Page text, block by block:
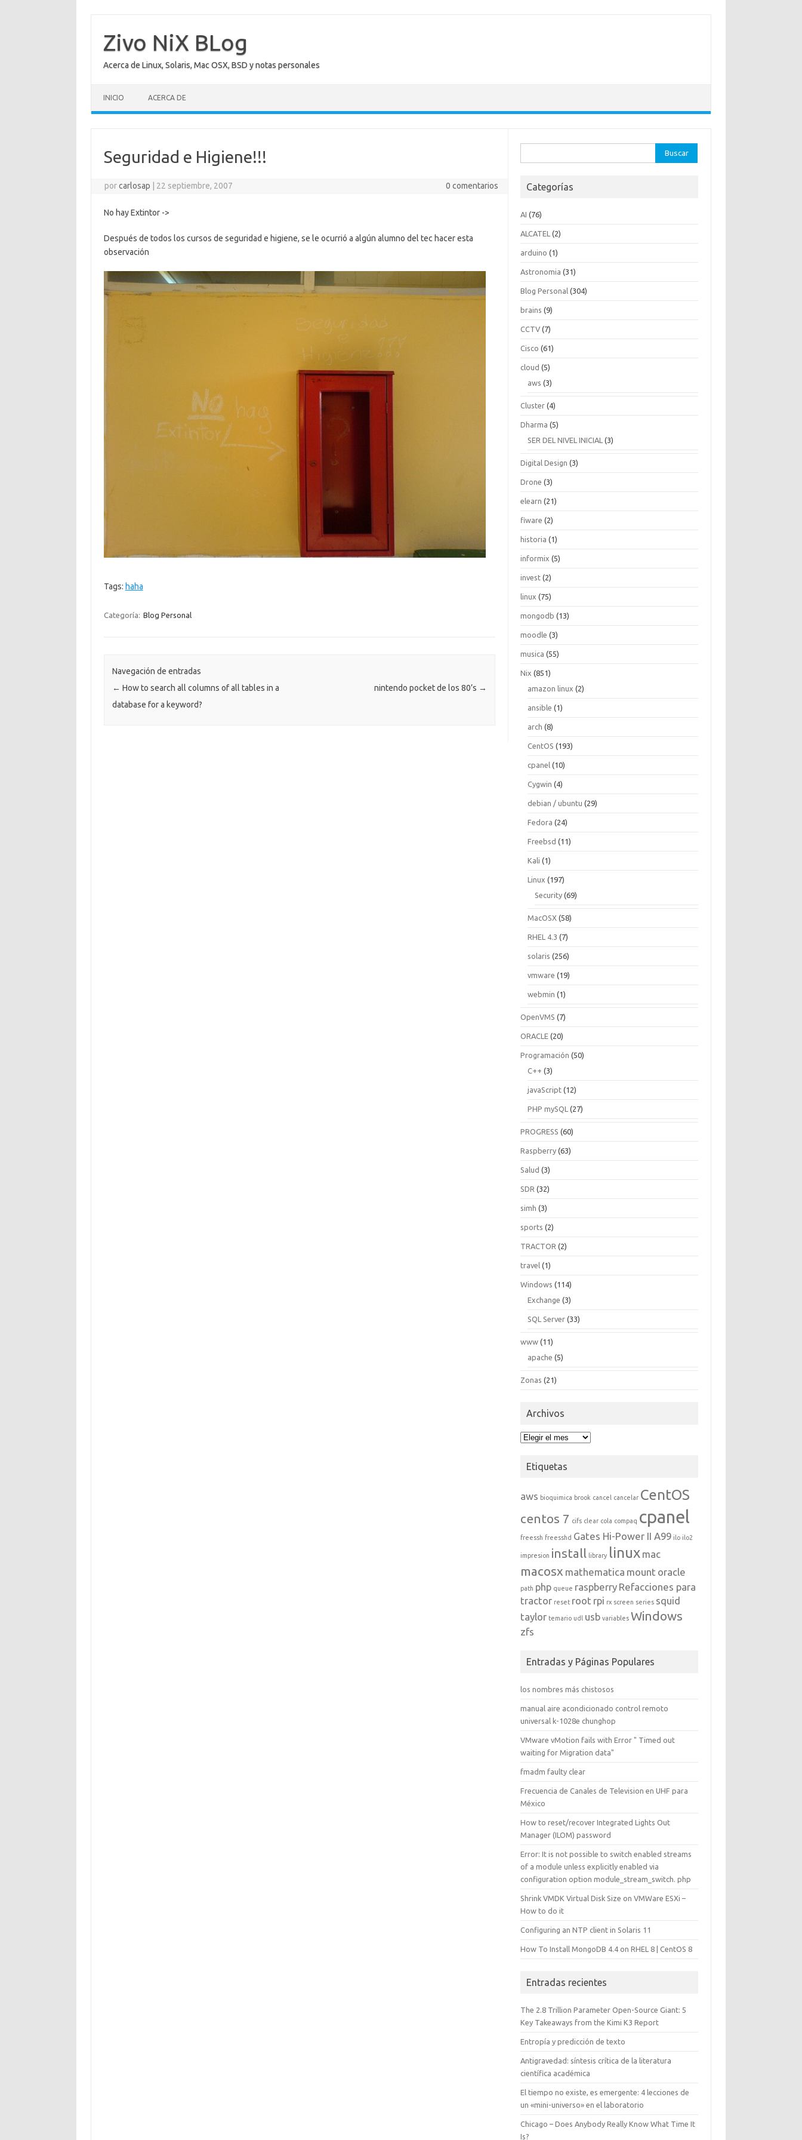
contenido
Zivo NiX BLog
Acerca de Linux, Solaris, Mac OSX, BSD y notas personales
INICIO ACERCA DE
Seguridad e Higiene!!!
porcarlosap 22 septiembre, 2007 0 comentarios
No hay Extintor ->
Después de todos los cursos de seguridad e higiene, se le ocurrió a algún alumno del tec hacer esta
observación
Tags: haha
Categoría: Blog Personal
Navegación de entradas
← How to search all columns of all tables in a
database for a keyword?
nintendo pocket de los 80’s →
Categorías
AI (76)
ALCATEL (2)
arduino (1)
Astronomia (31)
Blog Personal (304)
brains (9)
CCTV (7)
Cisco (61)
cloud (5)
aws (3)
Cluster (4)
Dharma (5)
SER DEL NIVEL INICIAL (3)
Digital Design (3)
Drone (3)
elearn (21)
fiware (2)
historia (1)
informix (5)
invest (2)
linux (75)
mongodb (13)
moodle (3)
musica (55)
Nix (851)
amazon linux (2)
ansible (1)
arch (8)
CentOS (193)
cpanel (10)
Cygwin (4)
debian / ubuntu (29)
Fedora (24)
Freebsd (11)
Kali (1)
Linux (197)
Security (69)
MacOSX (58)
RHEL 4.3 (7)
solaris (256)
vmware (19)
webmin (1)
OpenVMS (7)
ORACLE (20)
Programación (50)
C++ (3)
javaScript (12)
PHP mySQL (27)
PROGRESS (60)
Raspberry (63)
Salud (3)
SDR (32)
simh (3)
sports (2)
TRACTOR (2)
travel (1)
Windows (114)
Exchange (3)
SQL Server (33)
www (11)
apache (5)
Zonas (21)
Archivos
Archivos
Etiquetas
aws bioquimica brook cancel cancelar CentOS
centos 7 cifs clear cola compaq cpanel
freessh freesshd Gates Hi-Power II A99 ilo ilo2
impresion install library linux mac
macosx mathematica mount oracle
path php queue raspberry Refacciones para
tractor reset root rpi rx screen series squid
taylor temario udl usb variables Windows
zfs
Entradas y Páginas Populares
los nombres más chistosos
manual aire acondicionado control remoto
universal k-1028e chunghop
VMware vMotion fails with Error " Timed out
waiting for Migration data"
fmadm faulty clear
Frecuencia de Canales de Television en UHF para
México
How to reset/recover Integrated Lights Out
Manager (ILOM) password
Error: It is not possible to switch enabled streams
of a module unless explicitly enabled via
configuration option module_stream_switch. php
Shrink VMDK Virtual Disk Size on VMWare ESXi –
How to do it
Configuring an NTP client in Solaris 11
How To Install MongoDB 4.4 on RHEL 8 | CentOS 8
Entradas recientes
The 2.8 Trillion Parameter Open-Source Giant: 5
Key Takeaways from the Kimi K3 Report
Entropía y predicción de texto
Antigravedad: síntesis crítica de la literatura
científica académica
El tiempo no existe, es emergente: 4 lecciones de
un «mini-universo» en el laboratorio
Chicago – Does Anybody Really Know What Time It
Is?